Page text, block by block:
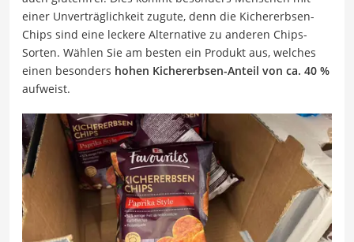
einer Unverträglichkeit zugute, denn die Kichererbsen-
Chips sind eine leckere Alternative zu anderen Chips-
Sorten. Wählen Sie am besten ein Produkt aus, welches
einen besonders hohen Kichererbsen-Anteil von ca. 40 %
aufweist.